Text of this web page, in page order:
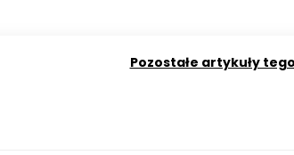
Pozostałe artykuły